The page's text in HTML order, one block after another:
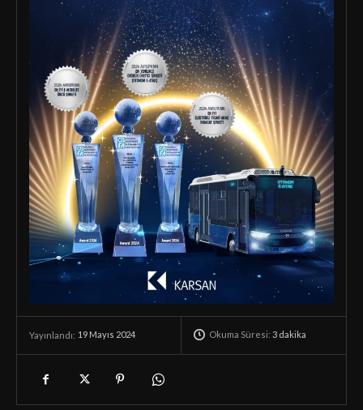
Yayınlandı: 19 Mayıs 2024 Okuma Süresi: 3 dakika